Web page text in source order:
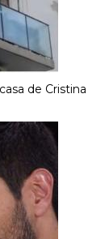
de Cristina